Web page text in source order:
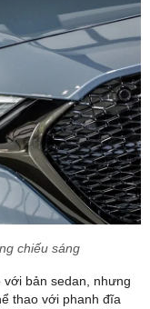
chiếu sáng
với bản sedan, nhưng
thao với phanh đĩa